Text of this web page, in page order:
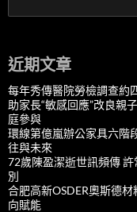
近期文章
每年秀傳醫院勞檢調查約
助家長“敏感回應”改良親
庭參與
環線第億嵐辦公家具六階
往與未來
72歲陳盈潔逝世訊頻傳
別
合肥高新OSDER奧斯德
向賦能